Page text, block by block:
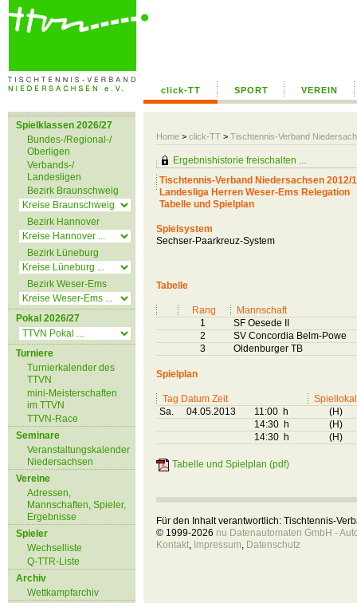
click-TT SPORT VEREIN
Home > click-TT > Tischtennis-Verband
Spielklassen 2026/27
Bundes-/Regional-/
Oberligen
Verbands-/
Landesligen
Bezirk Braunschweig
Bezirk Hannover
Bezirk Lüneburg
Bezirk Weser-Ems
Pokal 2026/27
Turniere
Turnierkalender des
TTVN
mini-Meisterschaften
im TTVN
TTVN-Race
Seminare
Veranstaltungskalender
Niedersachsen
Vereine
Adressen,
Mannschaften, Spieler,
Ergebnisse
Spieler
Wechselliste
Q-TTR-Liste
Archiv
Wettkampfarchiv
Ergebnishistorie freischalten ...
Tischtennis-Verband Niedersachsen 2012/
Landesliga Herren Weser-Ems Relegation
Tabelle und Spielplan
Spielsystem
Sechser-Paarkreuz-System
Tabelle
Rang
Mannschaft
1
SF Oesede II
2
SV Concordia Belm-Powe
3
Oldenburger TB
Spielplan
Tag Datum Zeit
Spiellokal
Sa.
04.05.2013 11:00 h
(H)
14:30 h
(H)
14:30 h
(H)
Tabelle und Spielplan (pdf)
Für den Inhalt verantwortlich: Tischtennis-
© 1999-2026 nu Datenautomaten GmbH -
Kontakt, Impressum, Datenschutz